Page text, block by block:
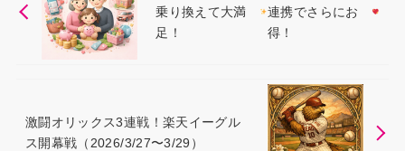
乗り換えて大満
足！
連携でさらにお
得！
激闘オリックス3連戦！楽天イーグル
ス開幕戦（2026/3/27〜3/29）